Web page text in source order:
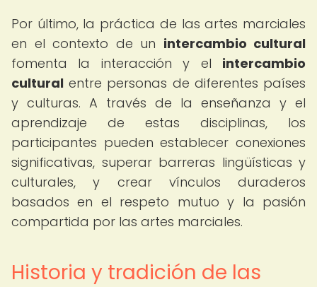
Por último, la práctica de las artes marciales
en el contexto de un intercambio cultural
fomenta la interacción y el intercambio
cultural entre personas de diferentes países
y culturas. A través de la enseñanza y el
aprendizaje de estas disciplinas, los
participantes pueden establecer conexiones
significativas, superar barreras lingüísticas y
culturales, y crear vínculos duraderos
basados en el respeto mutuo y la pasión
compartida por las artes marciales.
Historia y tradición de las